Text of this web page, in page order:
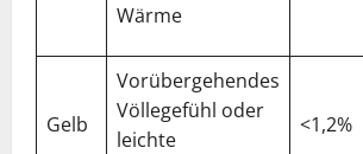
Wärme
Gelb
Vorübergehendes
Völlegefühl oder
leichte
<1,2%